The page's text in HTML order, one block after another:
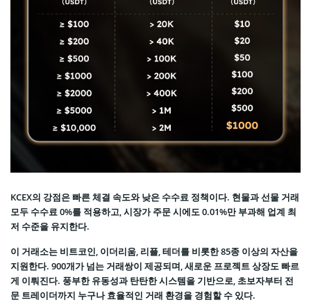
KCEX의 강점은 빠른 체결 속도와 낮은 수수료 정책이다. 현물과 선물 거래
모두 수수료 0%를 적용하고, 시장가 주문 시에도 0.01%만 부과해 업계 최
저 수준을 유지한다.
이 거래소는 비트코인, 이더리움, 리플, 테더를 비롯한 85종 이상의 자산을
지원한다. 900개가 넘는 거래쌍이 제공되며, 새로운 프로젝트 상장도 빠르
게 이뤄진다. 풍부한 유동성과 탄탄한 시스템을 기반으로, 초보자부터 전
문 트레이더까지 누구나 효율적인 거래 환경을 경험할 수 있다.